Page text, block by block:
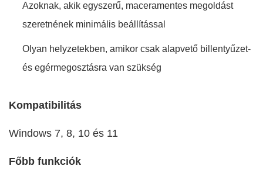
Azoknak, akik egyszerű, maceramentes megoldást
szeretnének minimális beállítással
Olyan helyzetekben, amikor csak alapvető billentyűzet-
és egérmegosztásra van szükség
Kompatibilitás
Windows 7, 8, 10 és 11
Főbb funkciók